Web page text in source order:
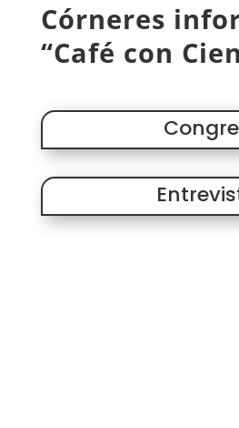
Córneres
“Café con